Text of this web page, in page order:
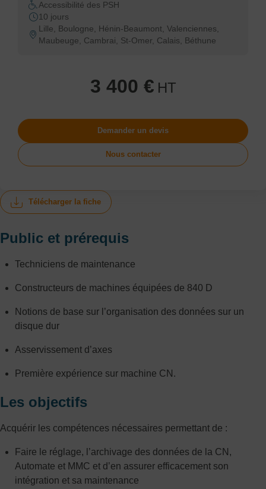
Télécharger la fiche
Public et prérequis
Techniciens de maintenance
Constructeurs de machines équipées de 840 D
Notions de base sur l’organisation des données sur un
disque dur
Asservissement d’axes
Première expérience sur machine CN.
Les objectifs
Acquérir les compétences nécessaires permettant de :
Faire le réglage, l’archivage des données de la CN,
Automate et MMC et d’en assurer efficacement son
intégration et sa maintenance
Accessibilité des PSH
10 jours
Lille, Boulogne, Hénin-Beaumont, Valenciennes,
Maubeuge, Cambrai, St-Omer, Calais, Béthune
3 400 € HT
Demander un devis
Nous contacter